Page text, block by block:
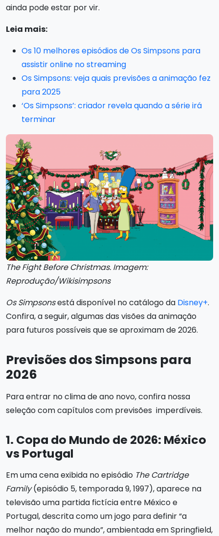
ainda pode estar por vir.
Leia mais:
Os 10 melhores episódios de Os Simpsons para
assistir online no streaming
Os Simpsons: veja quais previsões a animação fez
para 2025
‘Os Simpsons’: criador revela quando a série irá
terminar
The Fight Before Christmas. Imagem:
Reprodução/Wikisimpsons
Os Simpsonsestá disponível no catálogo da Disney+.
Confira, a seguir, algumas das visões da animação
para futuros possíveis que se aproximam de 2026.
Previsões dos Simpsons para
2026
Para entrar no clima de ano novo, confira nossa
seleção com capítulos com previsões imperdíveis.
1. Copa do Mundo de 2026: México
vs Portugal
Em uma cena exibida no episódio The Cartridge
Family(episódio 5, temporada 9, 1997), aparece na
televisão uma partida fictícia entre México e
Portugal, descrita como um jogo para definir “a
melhor nação do mundo”, ambientada em Springfield,